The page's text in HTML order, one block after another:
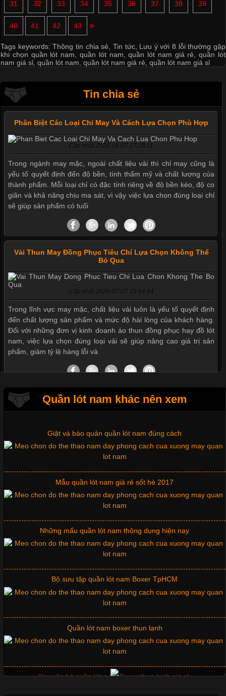
31 32 33 34 35 36 37 38 39
40 41 42 43 »
Tags keywords:Thông tin chia sẻ, Tin tức, Lưu ý với 8 lỗi thường gặp
khi chọn quần lót nam, quần lót nam,quần lót nam giá rẻ,quần lót
nam giá sỉ, quần lót nam, quần lót nam giá rẻ, quần lót nam giá sỉ
Tin chia sẻ
Phân Biệt Các Loại Chỉ May Và Cách Lựa Chọn Phù Hợp
Cập nhật 2026-08-07 17:28:11
Trong ngành may mặc, ngoài chất liệu vải thì chỉ may cũng là
yếu tố quyết định đến độ bền, tính thẩm mỹ và chất lượng của
thành phẩm. Mỗi loại chỉ có đặc tính riêng về độ bền kéo, độ co
giãn và khả năng chịu ma sát, vì vậy việc lựa chọn đúng loại chỉ
sẽ giúp sản phẩm có tuổi
Vải Thun May Đồng Phục Tiêu Chí Lựa Chọn Không Thể
Bỏ Qua
Cập nhật 2026-07-07 15:54:44
Trong lĩnh vực may mặc, chất liệu vải luôn là yếu tố quyết định
đến chất lượng sản phẩm và mức độ hài lòng của khách hàng.
Đối với những đơn vị kinh doanh áo thun đồng phục hay đồ lót
nam, việc lựa chọn đúng loại vải sẽ giúp nâng cao giá trị sản
phẩm, giảm tỷ lệ hàng lỗi và
Tìm Hiểu Các Kiểu Cổ Áo Thun Được Ưa Chuộng Trong
Cập nhật 2026-06-01 16:20:50
Áo thun là một trong những trang phục phổ biến nhất hiện nay
quan trọng tạo nên phong cách riêng cho từng sản phẩm. Mỗi
loại cổ áo sẽ mang đến một vẻ đẹp khác
Những Mẫu Áo Thun Đồng Phục Công Ty Được Ưa
Chuộng Hiện Nay
Cập nhật 2026-06-01 14:23:34
Trong môi trường kinh doanh hiện đại, việc xây dựng hình ảnh
đơn vị lựa chọn hiện nay là sử dụng áo thun đồng phục công ty.
Không chỉ giúp tạo sự đồng bộ, áo thun
Quần lót nam khác nên xem
Mẫu quần short quần lót nam nữ hè thu 2017
Thị hiều quần lót nam bơi lội nam và nữ 2017
Giặt và bảo quản quần lót nam đúng cách
Mẫu quần lót nam giá rẻ sốt hè 2017
Những mẩu quần lót nam thông dụng hiện nay
Bộ sưu tập quần lót nam Boxer TpHCM
Quần lót nam boxer thun lạnh
Nguyên bộ quần lót nam Boxer thun lạnh giá rẻ